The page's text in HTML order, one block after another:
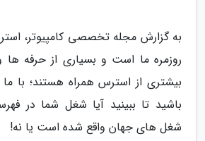
به گزارش مجله تخصصی کامپیوتر،
روزمره ما است و بسیاری از حرفه ها
بیشتری از استرس همراه هستند؛ با ما
باشید تا ببینید آیا شغل شما در
شغل های جهان واقع شده است یا نه!